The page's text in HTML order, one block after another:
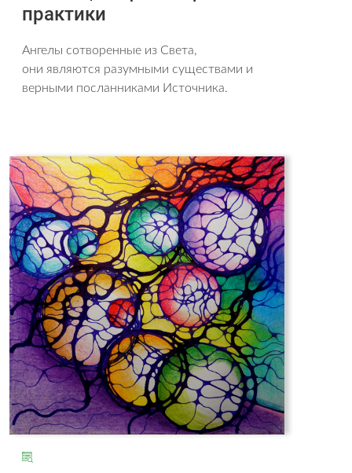
практики
Ангелы сотворенные из Света,
они являются разумными существами и
верными посланниками Источника.